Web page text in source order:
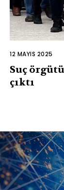
12 MAYIS 2025
Suç
çıktı